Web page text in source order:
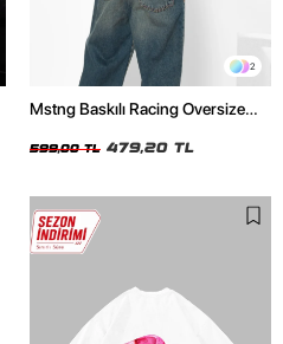
2
Mstng Baskılı Racing Oversize
599,00 TL 479,20 TL